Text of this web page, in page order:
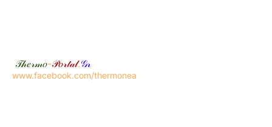
𝒯𝒽𝑒𝓇𝓂𝑜-𝒫𝑜𝓇𝓉𝒶𝓁.𝒢𝓇
www.facebook.com/thermonea